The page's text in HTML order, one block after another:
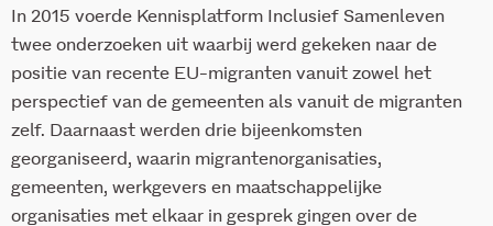
In 2015 voerde Kennisplatform Inclusief Samenleven
twee onderzoeken uit waarbij werd gekeken naar de
positie van recente EU-migranten vanuit zowel het
perspectief van de gemeenten als vanuit de migranten
zelf. Daarnaast werden drie bijeenkomsten
georganiseerd, waarin migrantenorganisaties,
gemeenten, werkgevers en maatschappelijke
organisaties met elkaar in gesprek gingen over de